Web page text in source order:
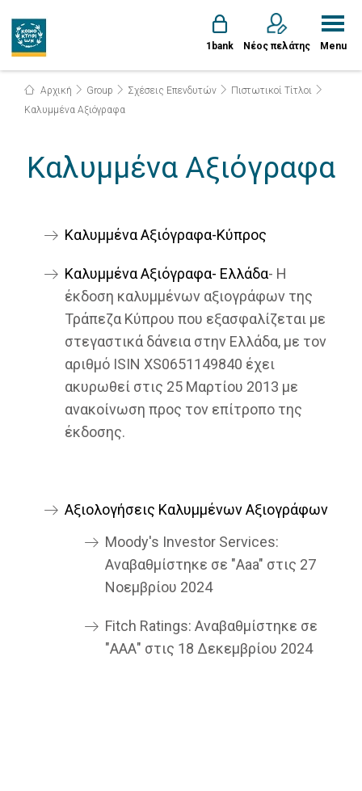
1bank Νέος πελάτης Menu
Αρχική Group Σχέσεις Επενδυτών
Πιστωτικοί Τίτλοι
Καλυμμένα Αξιόγραφα
Καλυμμένα Αξιόγραφα
Καλυμμένα Αξιόγραφα-Κύπρος
Καλυμμένα Αξιόγραφα- Ελλάδα- Η
έκδοση καλυμμένων αξιογράφων της
Τράπεζα Κύπρου που εξασφαλίζεται με
στεγαστικά δάνεια στην Ελλάδα, με τον
αριθμό ISIN XS0651149840 έχει
ακυρωθεί στις 25 Μαρτίου 2013 με
ανακοίνωση προς τον επίτροπο της
έκδοσης.
Αξιολογήσεις Καλυμμένων Αξιογράφων
Moody's Investor Services:
Αναβαθμίστηκε σε "Αaa" στις 27
Νοεμβρίου 2024
Fitch Ratings: Αναβαθμίστηκε σε
"ΑΑΑ" στις 18 Δεκεμβρίου 2024